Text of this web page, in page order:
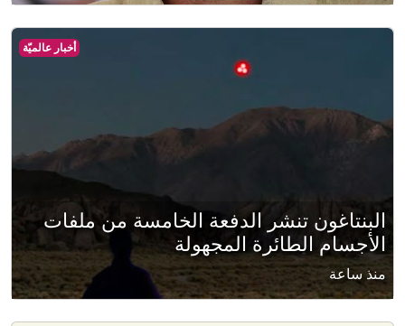
أخبار عالميّة
البنتاغون تنشر الدفعة الخامسة من ملفات
الأجسام الطائرة المجهولة
منذ ساعة